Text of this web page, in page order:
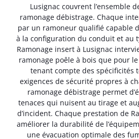
Lusignac couvrent l’ensemble
ramonage débistrage. Chaque
par un ramoneur qualifié capable
à la configuration du conduit et au
Ramonage insert à Lusignac
ramonage poêle à bois que pour
tenant compte des spécificités
exigences de sécurité propres à
ramonage débistrage permet
tenaces qui nuisent au tirage et
d’incident. Chaque prestation de
améliorer la durabilité de
une évacuation optimale des